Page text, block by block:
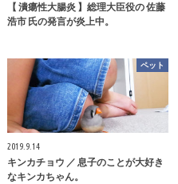
【 潰瘍性大腸炎 】総理大臣役の 佐藤
浩市 氏の発言が炎上中。
ペット
2019.9.14
キンカチョウ ／ 息子のことが大好き
なキンカちゃん。